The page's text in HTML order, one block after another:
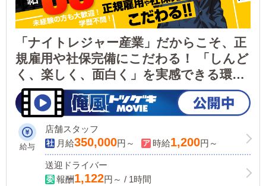
「ナイトレジャー産業」だからこそ、正
規雇用や社保完備にこだわる！ 「しんど
く、楽しく、面白く」を実感できる環境
づくりの仲間になってください！
給与
店舗スタッフ
月給350,000円～ 時給1,200円～
送迎ドライバー
報酬1,122円～ / 1時間